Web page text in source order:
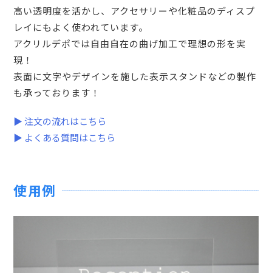
高い透明度を活かし、アクセサリーや化粧品のディスプ
レイにもよく使われています。
アクリルデポでは自由自在の曲げ加工で理想の形を実
現！
表面に文字やデザインを施した表示スタンドなどの製作
も承っております！
▶ 注文の流れはこちら
▶ よくある質問はこちら
使用例